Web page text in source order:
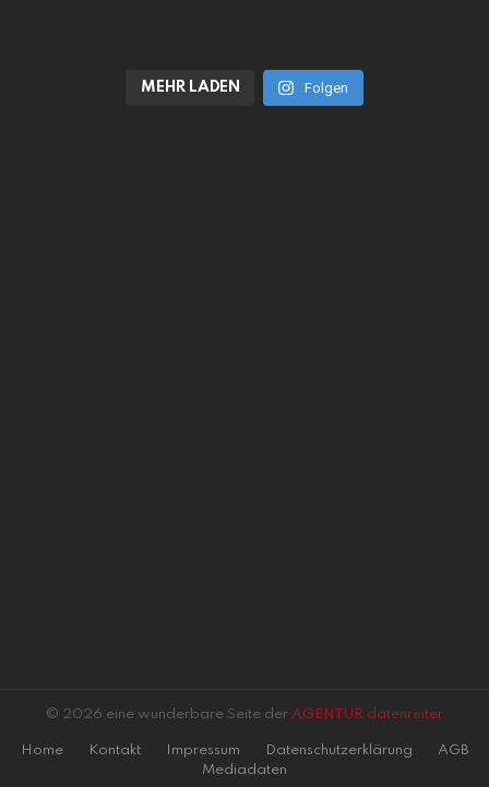
MEHR LADEN Folgen
© 2026 eine wunderbare Seite der AGENTUR datenreiter
Home Kontakt Impressum Datenschutzerklärung
AGB
Mediadaten